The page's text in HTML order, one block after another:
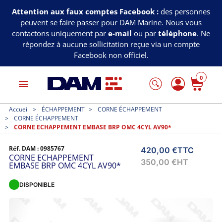
Attention aux faux comptes Facebook : des personnes
peuvent se faire passer pour DAM Marine. Nous vous
contactons uniquement par e-mail ou par téléphone. Ne
répondez à aucune sollicitation reçue via un compte
Facebook non officiel.
menu
0
Accueil ÉCHAPPEMENT
CORNE ÉCHAPPEMENT
CORNE ÉCHAPPEMENT
CORNE ECHAPPEMENT EMBASE BRP OMC 4CYL AV90*
Réf. DAM :0985767
CORNE ECHAPPEMENT
EMBASE BRP OMC 4CYL AV90*
420,00 €TTC
350,00 €HT
DISPONIBLE